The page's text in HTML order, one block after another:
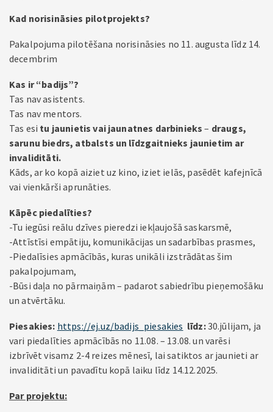
Kad norisināsies pilotprojekts?
Pakalpojuma pilotēšana norisināsies no 11. augusta līdz 14.
decembrim
Kas ir “badijs”?
Tas nav asistents.
Tas nav mentors.
Tas esi tu jaunietis vai jaunatnes darbinieks – draugs,
sarunu biedrs, atbalsts un līdzgaitnieks jaunietim ar
invaliditāti.
Kāds, ar ko kopā aiziet uz kino, iziet ielās, pasēdēt kafejnīcā
vai vienkārši aprunāties.
Kāpēc piedalīties?
-Tu iegūsi reālu dzīves pieredzi iekļaujošā saskarsmē,
-Attīstīsi empātiju, komunikācijas un sadarbības prasmes,
-Piedalīsies apmācībās, kuras unikāli izstrādātas šim
pakalpojumam,
-Būsi daļa no pārmaiņām – padarot sabiedrību pieņemošāku
un atvērtāku.
Piesakies: https://ej.uz/badijs_piesakies līdz:30.jūlijam, ja
vari piedalīties apmācībās no 11.08. – 13.08. un varēsi
izbrīvēt visamz 2-4 reizes mēnesī, lai satiktos ar jaunieti ar
invaliditāti un pavadītu kopā laiku līdz 14.12.2025.
Par projektu: